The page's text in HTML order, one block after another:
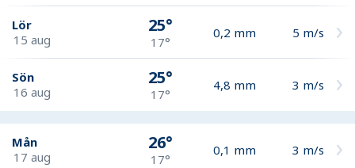
Lör
15 aug
25°
17°
0,2 mm 5 m/s
Sön
16 aug
25°
17°
4,8 mm 3 m/s
Mån
17 aug
26°
17°
0,1 mm 3 m/s